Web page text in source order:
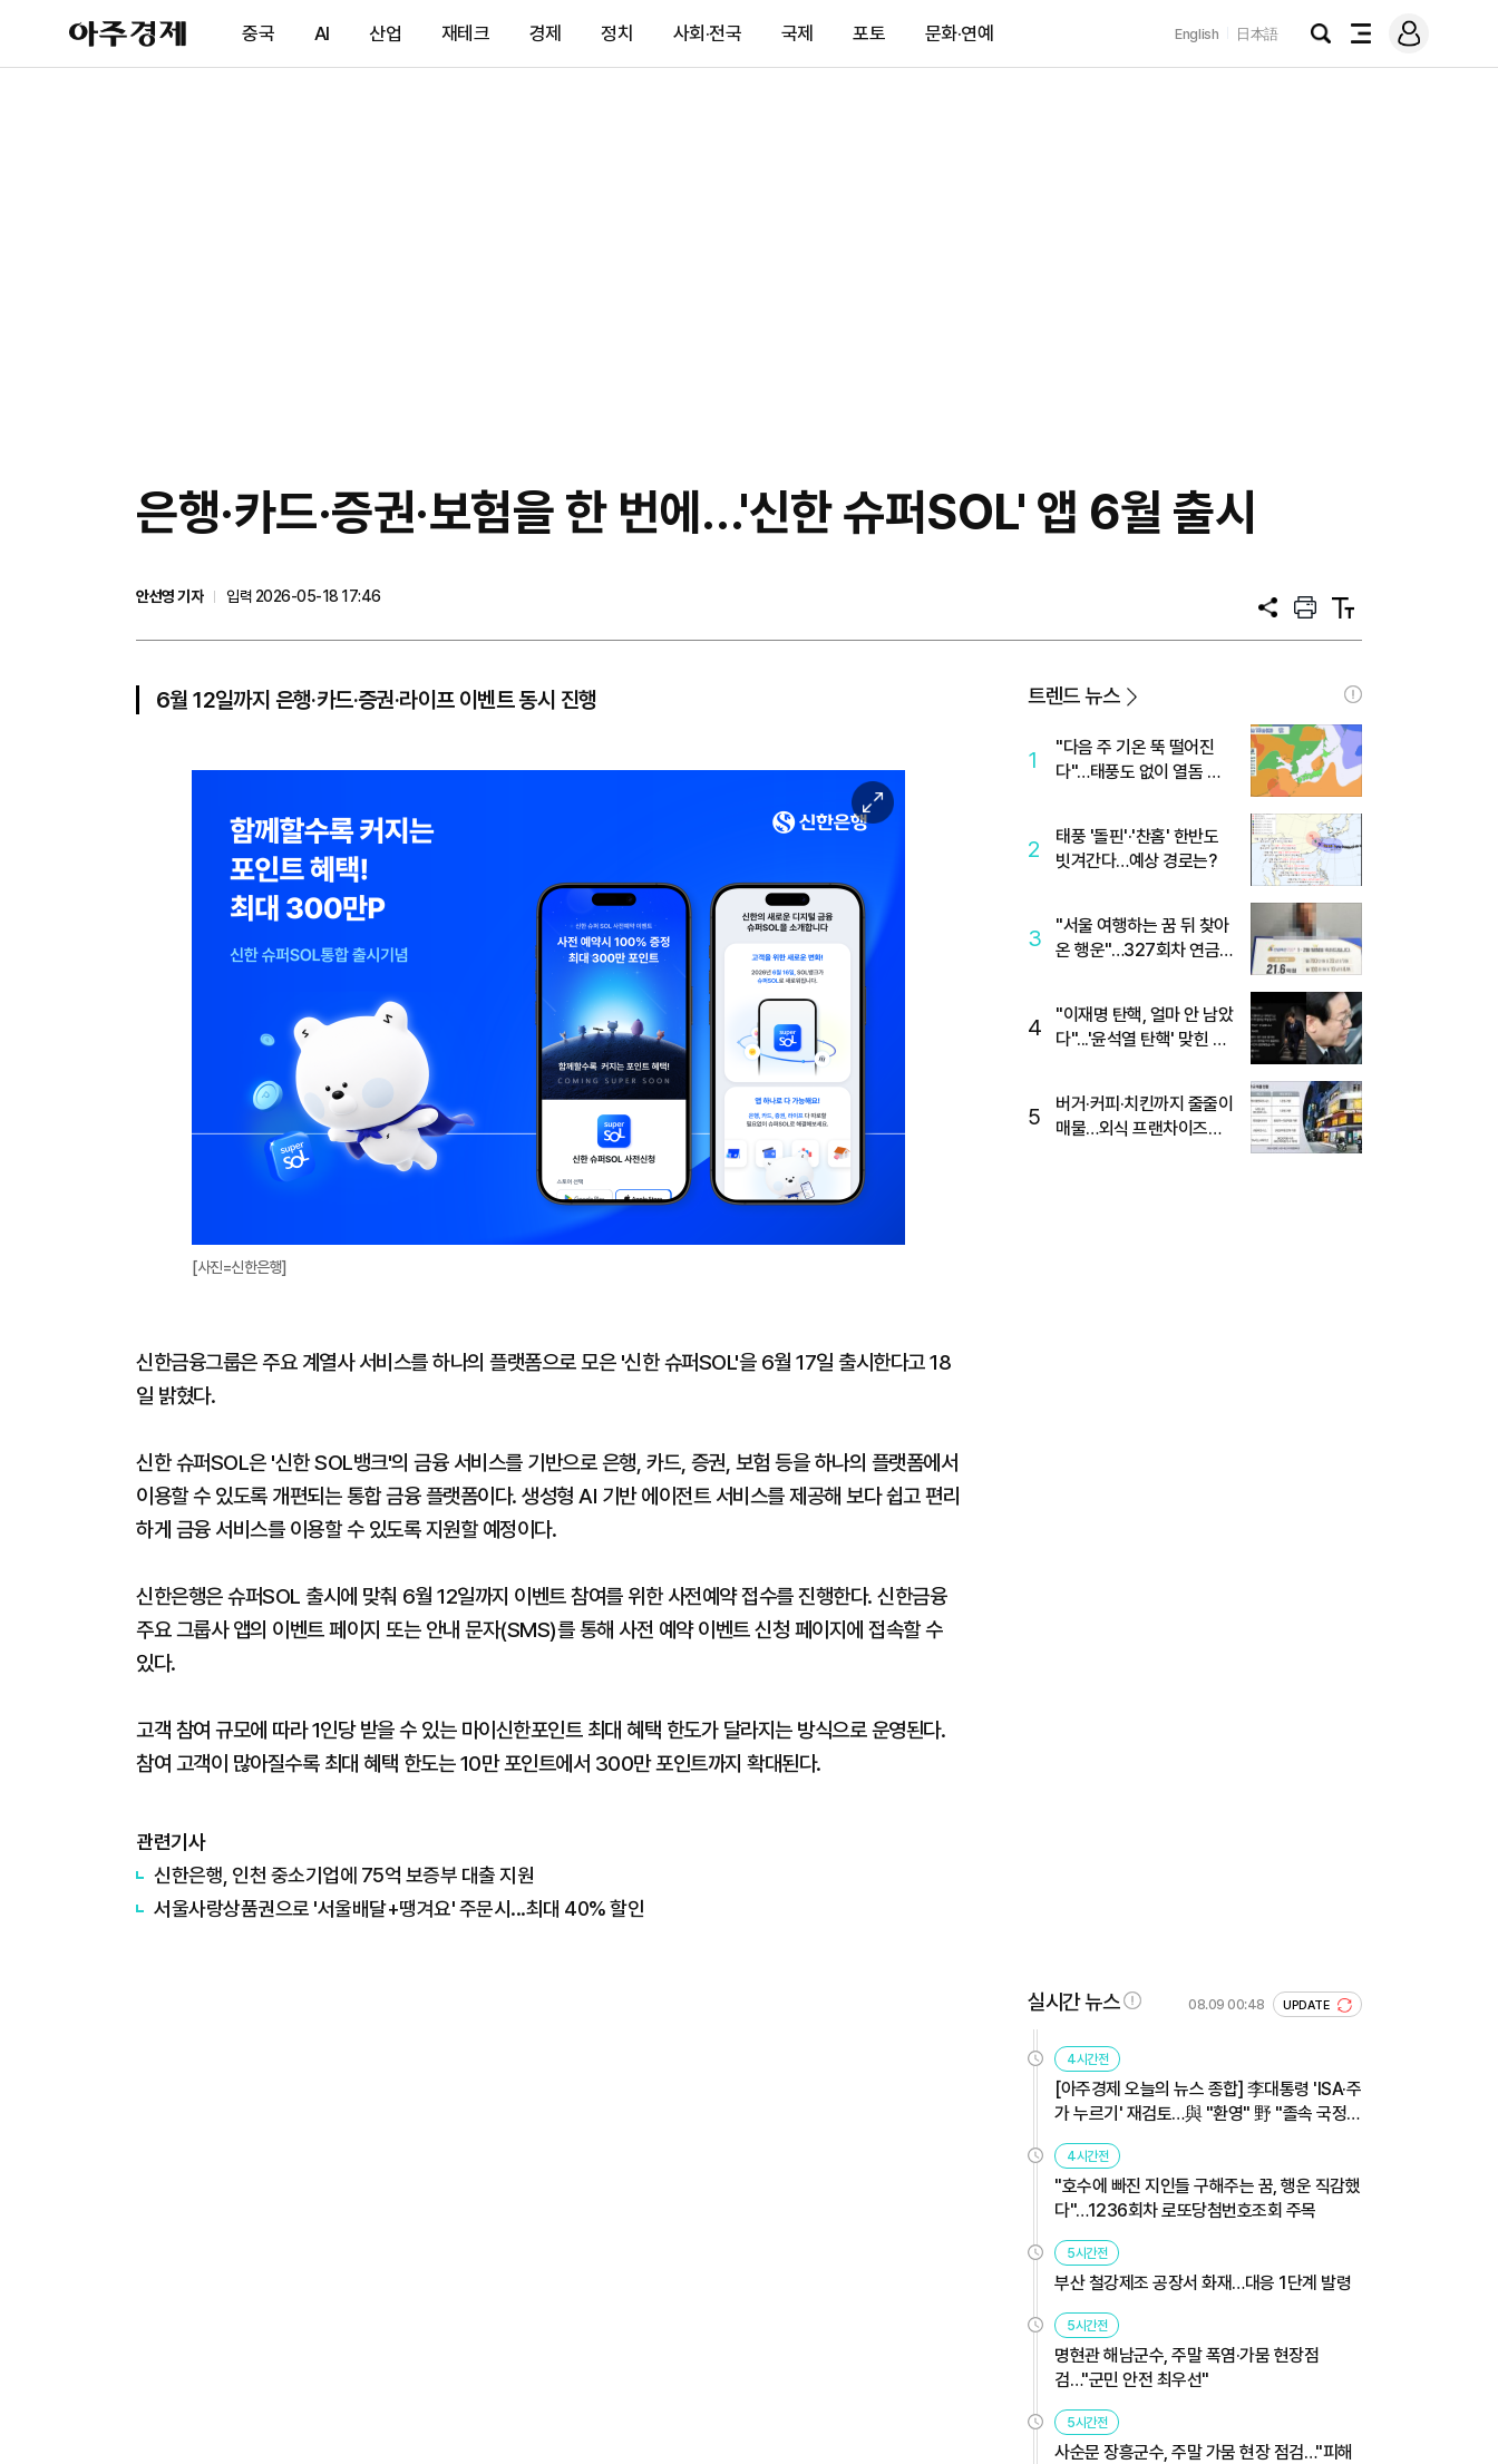
아
주
제
중국 AI 산업 재테크 경제 정치 사회·전국 국제 포토 문화·연예 English 日本語
검
전
메
그
은행·카드·증권·보험을 한 번에…'신한 슈퍼SOL' 앱 6월 출시
안선영 기자
입력 2026-05-18 17:46
공
프
트
텍
트
6월 12일까지 은행·카드·증권·라이프 이벤트 동시 진행
이
미
확
[사진=신한은행]
신한금융그룹은 주요 계열사 서비스를 하나의 플랫폼으로 모은 '신한 슈퍼SOL'을 6월 17일 출시한다고 18
일 밝혔다.
신한 슈퍼SOL은 '신한 SOL뱅크'의 금융 서비스를 기반으로 은행, 카드, 증권, 보험 등을 하나의 플랫폼에서
이용할 수 있도록 개편되는 통합 금융 플랫폼이다. 생성형 AI 기반 에이전트 서비스를 제공해 보다 쉽고 편리
하게 금융 서비스를 이용할 수 있도록 지원할 예정이다.
신한은행은 슈퍼SOL 출시에 맞춰 6월 12일까지 이벤트 참여를 위한 사전예약 접수를 진행한다. 신한금융
주요 그룹사 앱의 이벤트 페이지 또는 안내 문자(SMS)를 통해 사전 예약 이벤트 신청 페이지에 접속할 수
있다.
고객 참여 규모에 따라 1인당 받을 수 있는 마이신한포인트 최대 혜택 한도가 달라지는 방식으로 운영된다.
참여 고객이 많아질수록 최대 혜택 한도는 10만 포인트에서 300만 포인트까지 확대된다.
관련기사
신한은행, 인천 중소기업에 75억 보증부 대출 지원
서울사랑상품권으로 '서울배달+땡겨요' 주문시...최대 40% 할인
트렌드 뉴스
1
"다음 주 기온 뚝 떨어진
다"…태풍도 없이 열돔 박
2
태풍 '돌핀'·'찬홈' 한반도
빗겨간다…예상 경로는?
3
"서울 여행하는 꿈 뒤 찾아
온 행운"…327회차 연금
4
"이재명 탄핵, 얼마 안 남았
다"...'윤석열 탄핵' 맞힌 무
5
버거·커피·치킨까지 줄줄이
매물…외식 프랜차이즈
실시간 뉴스 08.09 00:48 UPDATE
4시간전
[아주경제 오늘의 뉴스 종합] 李대통령 'ISA·주
가 누르기' 재검토…與 "환영" 野 "졸속 국정"
外
4시간전
"호수에 빠진 지인들 구해주는 꿈, 행운 직감했
다"…1236회차 로또당첨번호조회 주목
5시간전
부산 철강제조 공장서 화재…대응 1단계 발령
5시간전
명현관 해남군수, 주말 폭염·가뭄 현장점
검…"군민 안전 최우선"
5시간전
사순문 장흥군수, 주말 가뭄 현장 점검…"피해